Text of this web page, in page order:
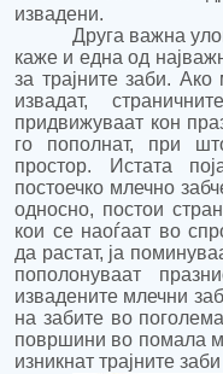
извадени.
Друга важна
каже и една од
за трајните заби.
извадат,
придвижуваат кон
го пополнат, при
простор. Истата
постоечко млечно
односно, постои
кои се наоѓаат во
да растат, ја
пополонуваат
извадените млечни
на забите во
површини во помала
изникнат трајните